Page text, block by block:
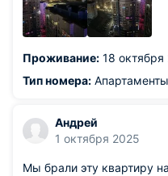
Проживание: 18 октября
Тип номера:
Андрей
1 октября 2025
Мы брали эту квартиру